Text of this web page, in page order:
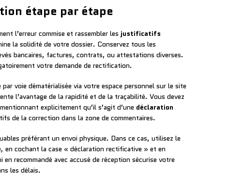
étape par étape
l’erreur commise et rassembler les justificatifs
la solidité de votre dossier. Conservez tous les
bancaires, factures, contrats, ou attestations diverses.
votre demande de rectification.
voie dématérialisée via votre espace personnel sur le site
l’avantage de la rapidité et de la traçabilité. Vous devez
explicitement qu’il s’agit d’une déclaration
de la correction dans la zone de commentaires.
préférant un envoi physique. Dans ce cas, utilisez le
en cochant la case « déclaration rectificative » et en
recommandé avec accusé de réception sécurise votre
les délais.